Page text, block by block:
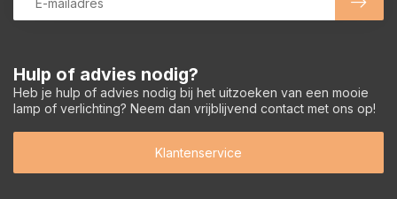
Hulp of advies nodig?
Heb je hulp of advies nodig bij het uitzoeken van een mooie
lamp of verlichting? Neem dan vrijblijvend contact met ons op!
Klantenservice